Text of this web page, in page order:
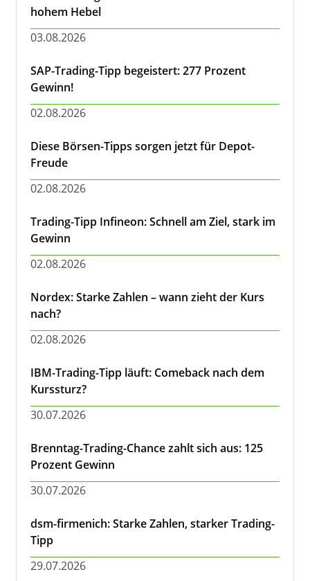
hohem Hebel
03.08.2026
SAP-Trading-Tipp begeistert: 277 Prozent
Gewinn!
02.08.2026
Diese Börsen-Tipps sorgen jetzt für Depot-
Freude
02.08.2026
Trading-Tipp Infineon: Schnell am Ziel, stark im
Gewinn
02.08.2026
Nordex: Starke Zahlen – wann zieht der Kurs
nach?
02.08.2026
IBM-Trading-Tipp läuft: Comeback nach dem
Kurssturz?
30.07.2026
Brenntag-Trading-Chance zahlt sich aus: 125
Prozent Gewinn
30.07.2026
dsm-firmenich: Starke Zahlen, starker Trading-
Tipp
29.07.2026